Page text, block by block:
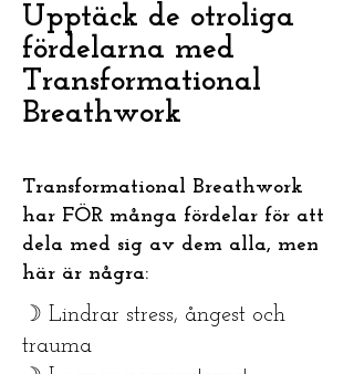
Upptäck de otroliga
fördelarna med
Transformational
Breathwork
Transformational Breathwork
har FÖR många fördelar för att
dela med sig av dem alla, men
här är några:
☽ Lindrar stress, ångest och
trauma